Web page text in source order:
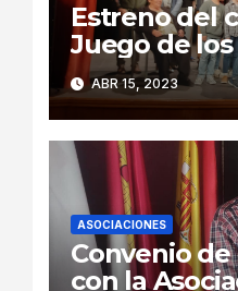
Estreno del
Juego de
ABR 15, 2023
ASOCIACIONES
Convenio
con la